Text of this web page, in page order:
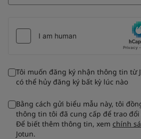
Tôi muốn đăng ký nhận thông tin từ
có thể hủy đăng ký bất kỳ lúc nào
Bằng cách gửi biểu mẫu này, tôi
thông tin tôi đã cung cấp để trao đổi
Để biết thêm thông tin, xem chính
Jotun.